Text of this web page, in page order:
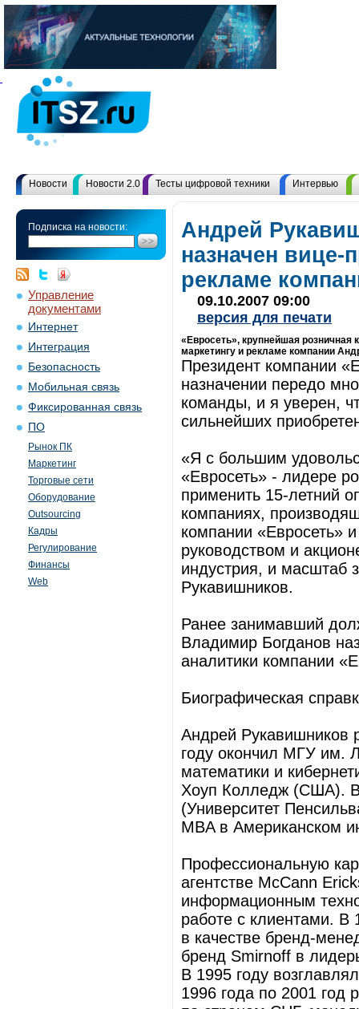
Новости Новости 2.0 Тесты цифровой техники Интервью
Подписка на новости:
Управление
документами
Интернет
Интеграция
Безопасность
Мобильная связь
Фиксированная связь
ПО
Рынок ПК
Маркетинг
Торговые сети
Оборудование
Outsourcing
Кадры
Регулирование
Финансы
Web
Андрей
назначен вице-
рекламе
09.10.2007 09:00
версия для печати
«Евросеть», крупнейшая розничная
маркетингу и рекламе компании
Президент компании
назначении передо
команды, и я уверен,
сильнейших
«Я с большим
«Евросеть» - лидере
применить 15-летний
компаниях,
компании «Евросеть»
руководством и
индустрия, и масштаб
Рукавишников.
Ранее занимавший
Владимир Богданов
аналитики компании
Биографическая
Андрей Рукавишников
году окончил МГУ им.
математики и
Хоуп Колледж (США). В
(Университет
MBA в Американском
Профессиональную
агентстве McCann
информационным
работе с клиентами. В
в качестве бренд-
бренд Smirnoff в
В 1995 году
1996 года по 2001 год